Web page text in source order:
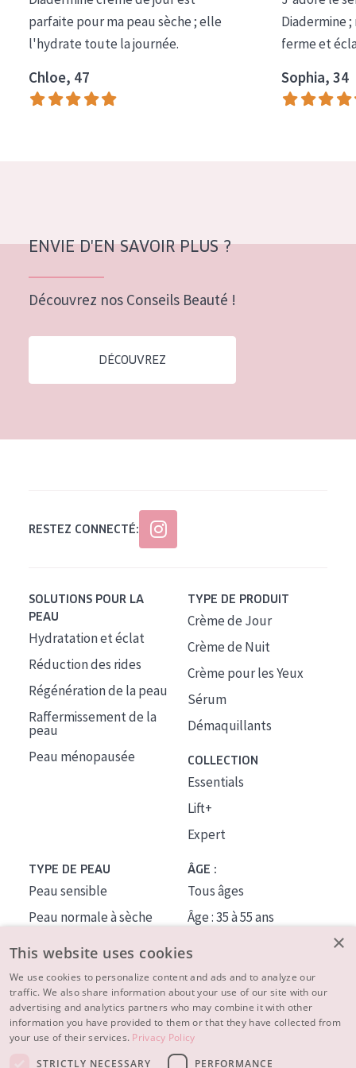
COLLECTION
Essentials
Lift+
Expert
Peau mixte ou grasse
Peau ménopausée
ÂGE :
parfaite pour ma peau sèche ; elle
l'hydrate toute la journée.
Chloe, 47
Diadermine
ferme et
Sophia, 34
ENVIE D'EN SAVOIR PLUS ?
Découvrez nos Conseils Beauté !
DÉCOUVREZ
RESTEZ CONNECTÉ:
SOLUTIONS POUR LA
PEAU
Hydratation et éclat
Réduction des rides
Régénération de la peau
Raffermissement de la
peau
Peau ménopausée
TYPE DE PRODUIT
Crème de Jour
Crème de Nuit
Crème pour les Yeux
Sérum
Démaquillants
COLLECTION
Essentials
Lift+
Expert
TYPE DE PEAU
Peau sensible
Peau normale à sèche
Peau mixte ou grasse
Peau mature
Peau ménopausée
ÂGE :
Tous âges
Âge : 35 à 55 ans
À PROPOS
CONSEILS BEAUTÉ
×
This website uses cookies
We use cookies to personalize content and ads and to analyze our
traffic. We also share information about your use of our site with our
advertising and analytics partners who may combine it with other
information you have provided to them or that they have collected from
your use of their services. Privacy Policy
STRICTLY NECESSARY
PERFORMANCE